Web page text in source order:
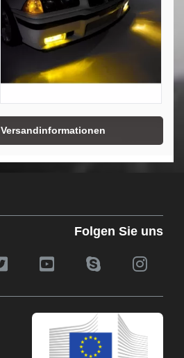
Versandinformationen
Folgen Sie uns